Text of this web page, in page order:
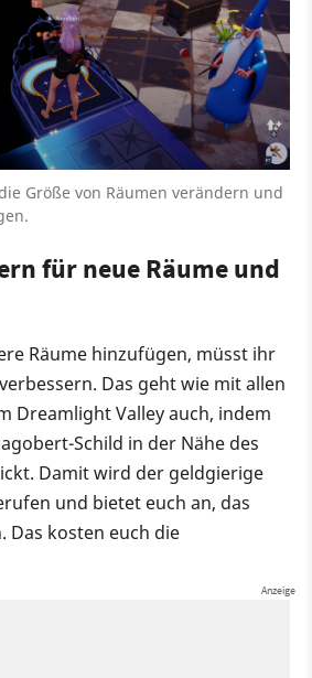
Größe von Räumen verändern und
für neue Räume und
Räume hinzufügen, müsst ihr
Das geht wie mit allen
Dreamlight Valley auch, indem
Schild in der Nähe des
Damit wird der geldgierige
und bietet euch an, das
Das kosten euch die